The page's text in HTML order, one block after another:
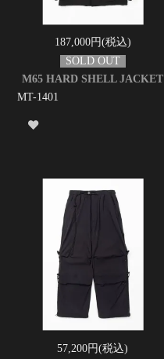
187,000円(税込)
M65 HARD SHELL JACKET
MT-1401
57,200円(税込)